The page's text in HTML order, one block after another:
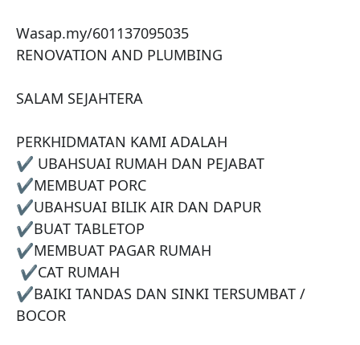
Wasap.my/601137095035
RENOVATION AND PLUMBING
SALAM SEJAHTERA
PERKHIDMATAN KAMI ADALAH
✔️ UBAHSUAI RUMAH DAN PEJABAT
✔️MEMBUAT PORC
✔️UBAHSUAI BILIK AIR DAN DAPUR
✔️BUAT TABLETOP
✔️MEMBUAT PAGAR RUMAH
✔️BAIKI TANDAS DAN SINKI TERSUMBAT /
BOCOR